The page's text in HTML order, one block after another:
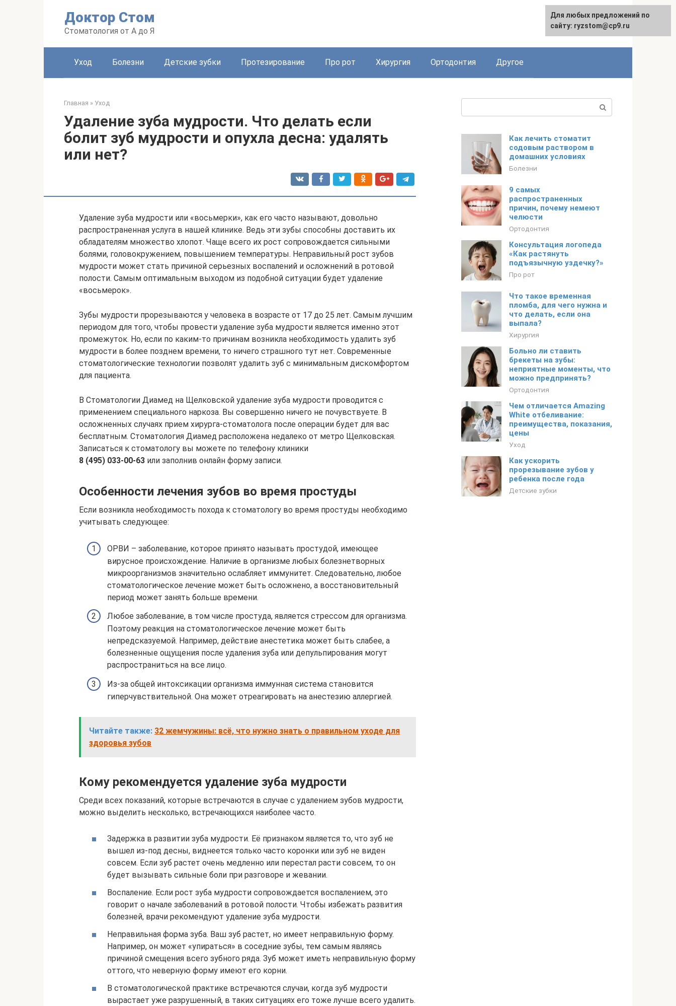
Доктор Стом
Стоматология от А до Я
Уход Болезни Детские зубки Протезирование Про рот Хирургия Ортодонтия Другое
Главная » Уход
Удаление зуба мудрости. Что делать если
болит зуб мудрости и опухла десна: удалять
или нет?
Удаление зуба мудрости или «восьмерки», как его часто называют, довольно
распространенная услуга в нашей клинике. Ведь эти зубы способны доставить их
обладателям множество хлопот. Чаще всего их рост сопровождается сильными
болями, головокружением, повышением температуры. Неправильный рост зубов
мудрости может стать причиной серьезных воспалений и осложнений в ротовой
полости. Самым оптимальным выходом из подобной ситуации будет удаление
«восьмерок».
Зубы мудрости прорезываются у человека в возрасте от 17 до 25 лет. Самым лучшим
периодом для того, чтобы провести удаление зуба мудрости является именно этот
промежуток. Но, если по каким-то причинам возникла необходимость удалить зуб
мудрости в более позднем времени, то ничего страшного тут нет. Современные
стоматологические технологии позволят удалить зуб с минимальным дискомфортом
для пациента.
В Стоматологии Диамед на Щелковской удаление зуба мудрости проводится с
применением специального наркоза. Вы совершенно ничего не почувствуете. В
осложненных случаях прием хирурга-стоматолога после операции будет для вас
бесплатным. Стоматология Диамед расположена недалеко от метро Щелковская.
Записаться к стоматологу вы можете по телефону клиники
8 (495) 033-00-63 или заполнив онлайн форму записи.
Особенности лечения зубов во время простуды
Если возникла необходимость похода к стоматологу во время простуды необходимо
учитывать следующее:
ОРВИ – заболевание, которое принято называть простудой, имеющее
вирусное происхождение. Наличие в организме любых болезнетворных
микроорганизмов значительно ослабляет иммунитет. Следовательно, любое
стоматологическое лечение может быть осложнено, а восстановительный
период может занять больше времени.
Любое заболевание, в том числе простуда, является стрессом для организма.
Поэтому реакция на стоматологическое лечение может быть
непредсказуемой. Например, действие анестетика может быть слабее, а
болезненные ощущения после удаления зуба или депульпирования могут
распространиться на все лицо.
Из-за общей интоксикации организма иммунная система становится
гиперчувствительной. Она может отреагировать на анестезию аллергией.
Читайте также: 32 жемчужины: всё, что нужно знать о правильном уходе для
здоровья зубов
Кому рекомендуется удаление зуба мудрости
Среди всех показаний, которые встречаются в случае с удалением зубов мудрости,
можно выделить несколько, встречающихся наиболее часто.
Задержка в развитии зуба мудрости. Её признаком является то, что зуб не
вышел из-под десны, виднеется только часто коронки или зуб не виден
совсем. Если зуб растет очень медленно или перестал расти совсем, то он
будет вызывать сильные боли при разговоре и жевании.
Воспаление. Если рост зуба мудрости сопровождается воспалением, это
говорит о начале заболеваний в ротовой полости. Чтобы избежать развития
болезней, врачи рекомендуют удаление зуба мудрости.
Неправильная форма зуба. Ваш зуб растет, но имеет неправильную форму.
Например, он может «упираться» в соседние зубы, тем самым являясь
причиной смещения всего зубного ряда. Зуб может иметь неправильную форму
оттого, что неверную форму имеют его корни.
В стоматологической практике встречаются случаи, когда зуб мудрости
вырастает уже разрушенный, в таких ситуациях его тоже лучше всего удалить.
Как лечить стоматит
содовым раствором в
домашних условиях
Болезни
9 самых
распространенных
причин, почему немеют
челюсти
Ортодонтия
Консультация логопеда
«Как растянуть
подъязычную уздечку?»
Про рот
Что такое временная
пломба, для чего нужна и
что делать, если она
выпала?
Хирургия
Больно ли ставить
брекеты на зубы:
неприятные моменты, что
можно предпринять?
Ортодонтия
Чем отличается Amazing
White отбеливание:
преимущества, показания,
цены
Уход
Как ускорить
прорезывание зубов у
ребенка после года
Детские зубки
Для любых предложений по
сайту: ryzstom@cp9.ru